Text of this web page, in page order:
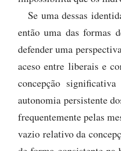
Se uma dessas
então uma das formas
defender uma
aceso entre liberais e
concepção
autonomia persistente
frequentemente pelas
vazio relativo da